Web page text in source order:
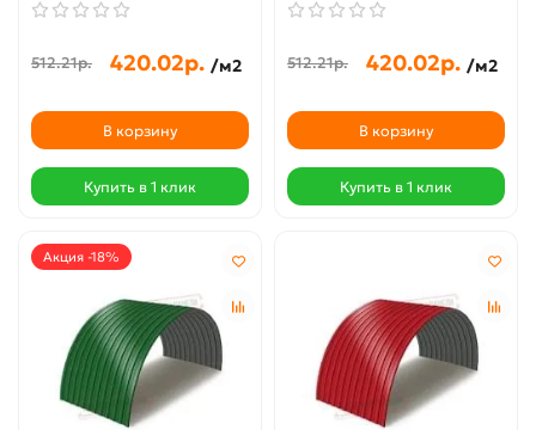
512.21р. 420.02р. /м2
В корзину
Купить в 1 клик
512.21р. 420.02р. /м2
В корзину
Купить в 1 клик
Акция -18%